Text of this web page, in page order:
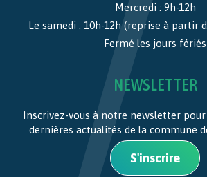
Mercredi : 9h-12h
Le samedi : 10h-12h (reprise à partir
Fermé les jours fériés
NEWSLETTER
Inscrivez-vous à notre newsletter
dernières actualités de la commune
S'inscrire